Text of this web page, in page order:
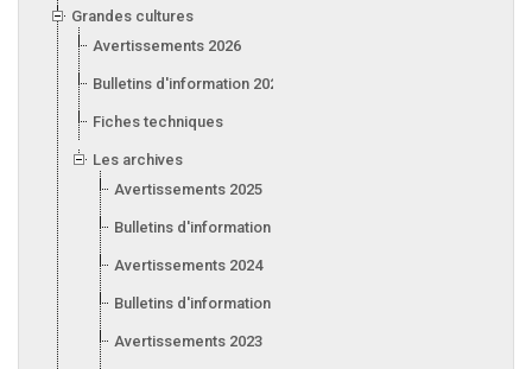
Grandes cultures
Avertissements 2026
Bulletins d'information 2026
Fiches techniques
Les archives
Avertissements 2025
Bulletins d'information 2025
Avertissements 2024
Bulletins d'information 2024
Avertissements 2023